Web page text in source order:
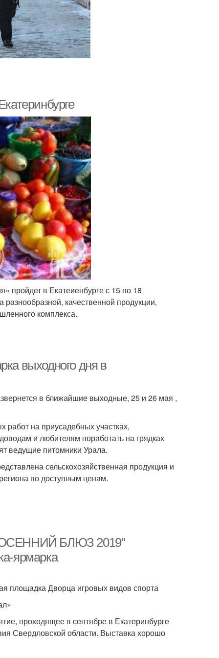
пройдет в Екатеиенбурге с 15 по 18
качественной продукции,
комплекса.
выходного дня в
в ближайшие выходные, 25 и 26 мая ,
работ на приусадебных участках,
и любителям поработать на грядках
ведущие питомники Урала.
сельскохозяйственная продукция и
по доступным ценам.
"ОСЕННИЙ БЛЮЗ 2019"
ярмарка
площадка Дворца игровых видов спорта
проходящее в сентябре в Екатеринбурге
Свердловской области. Выставка хорошо